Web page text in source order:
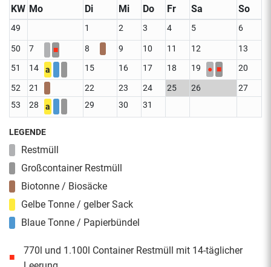
KW Mo Di Mi Do Fr Sa So
49 1 2 3 4 5 6
50 7 ■ 8 9 10 11 12
13
51
14 a 15 16 17 18 19 ● ■ 20
52 21 22 23 24 25 26
27
53
28 a 29 30 31
LEGENDE
Restmüll
Großcontainer Restmüll
Biotonne / Biosäcke
Gelbe Tonne / gelber Sack
Blaue Tonne / Papierbündel
■
770l und 1.100l Container Restmüll mit 14-täglicher